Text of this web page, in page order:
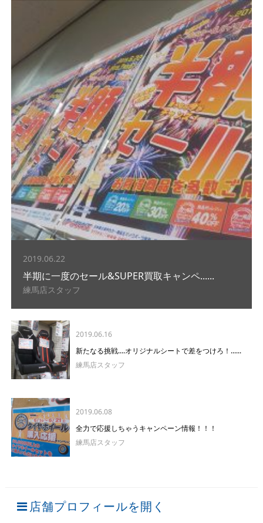
2019.06.22
半期に一度のセール&SUPER買取キャンペ......
練馬店スタッフ
2019.06.16
新たなる挑戦....オリジナルシートで差をつけろ！......
練馬店スタッフ
2019.06.08
全力で応援しちゃうキャンペーン情報！！！
練馬店スタッフ
店舗プロフィールを開く